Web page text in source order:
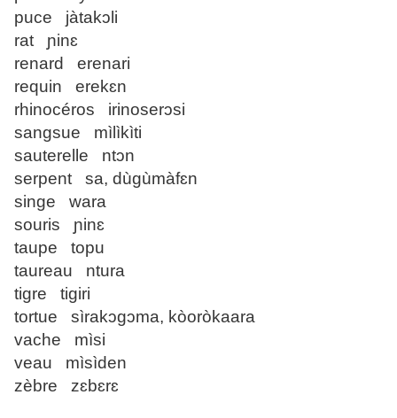
puce jàtakɔli
rat ɲinɛ
renard erenari
requin erekɛn
rhinocéros irinoserɔsi
sangsue mìlìkìti
sauterelle ntɔn
serpent sa, dùgùmàfɛn
singe wara
souris ɲinɛ
taupe topu
taureau ntura
tigre tigiri
tortue sìrakɔgɔma, kòoròkaara
vache mìsi
veau mìsìden
zèbre zɛbɛrɛ